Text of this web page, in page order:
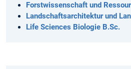
Forstwissenschaft und
Landschaftsarchitektur und
Life Sciences Biologie B.Sc.